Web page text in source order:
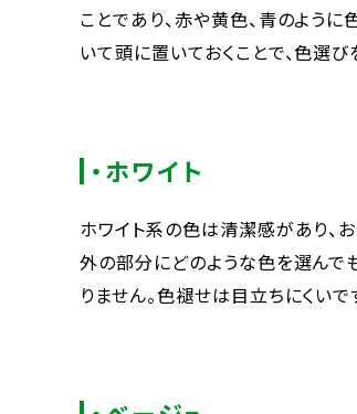
ことであり、赤や黄色、青のよう
いて頭に置いておくことで、色選
・ホワイト
ホワイト系の色は清潔感があり、
外の部分にどのような色を選んで
りません。色褪せは目立ちにくい